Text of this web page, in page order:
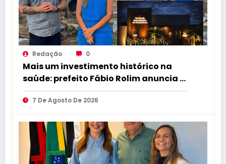
Redação 0
Mais um investimento histórico na
saúde: prefeito Fábio Rolim anuncia a
construção de um Centro
Especializado de Saúde Bucal que
odontológico em Caldas Brandão-PB
7 De Agosto De 2026